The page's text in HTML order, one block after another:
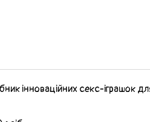
інноваційних секс-іграшок